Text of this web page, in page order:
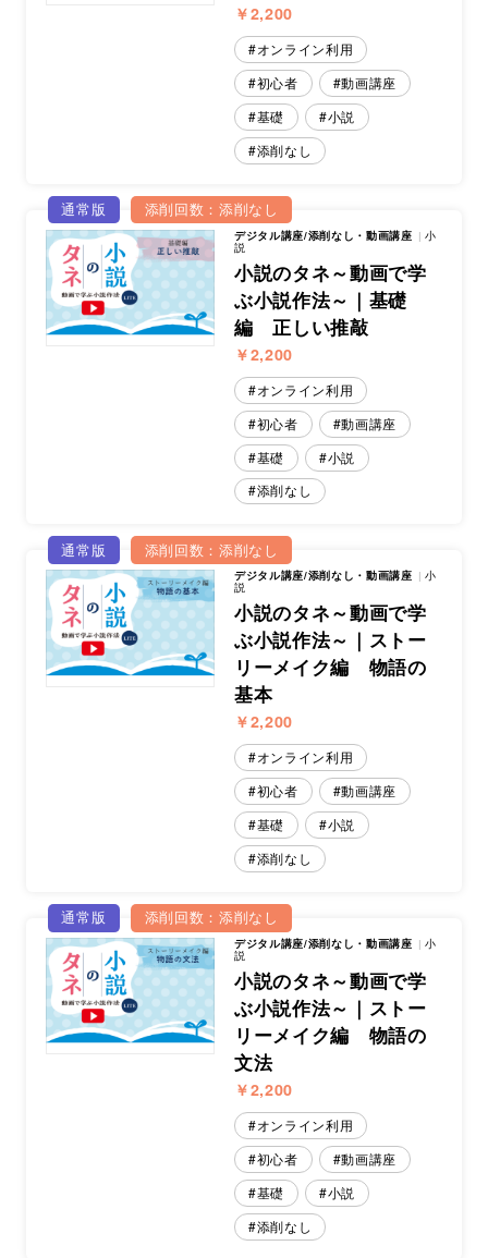
￥2,200
オンライン利用
初心者
動画講座
基礎
小説
添削なし
通常版 添削回数：添削なし
デジタル講座/添削なし・動画講座 小
説
小説のタネ～動画で学
ぶ小説作法～｜基礎
編 正しい推敲
￥2,200
オンライン利用
初心者
動画講座
基礎
小説
添削なし
通常版 添削回数：添削なし
デジタル講座/添削なし・動画講座 小
説
小説のタネ～動画で学
ぶ小説作法～｜ストー
リーメイク編 物語の
基本
￥2,200
オンライン利用
初心者
動画講座
基礎
小説
添削なし
通常版 添削回数：添削なし
デジタル講座/添削なし・動画講座 小
説
小説のタネ～動画で学
ぶ小説作法～｜ストー
リーメイク編 物語の
文法
￥2,200
オンライン利用
初心者
動画講座
基礎
小説
添削なし